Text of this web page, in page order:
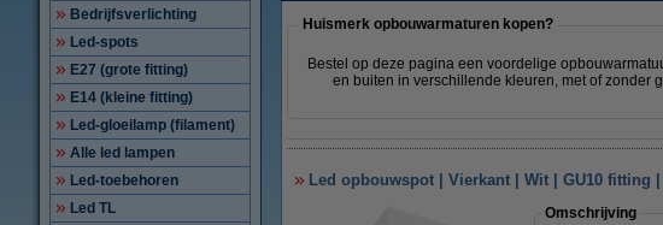
Bedrijfsverlichting
Led-spots
E27 (grote fitting)
E14 (kleine fitting)
Led-gloeilamp (filament)
Alle led lampen
Led-toebehoren
Led TL
Huismerk opbouwarmaturen kopen?
Bestel op deze pagina een voordelige
en buiten in verschillende kleuren, met of zonder
Led opbouwspot | Vierkant | Wit | GU10 fitting |
Omschrijving